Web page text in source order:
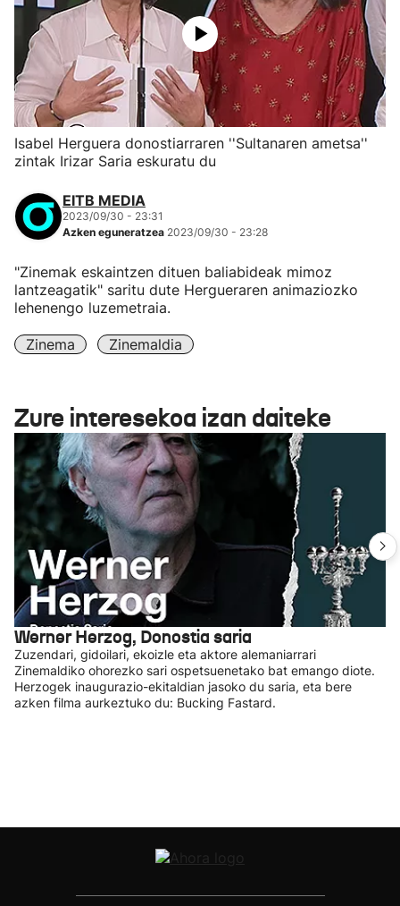
Isabel Herguera donostiarraren ''Sultanaren ametsa''
zintak Irizar Saria eskuratu du
EITB MEDIA
2023/09/30 - 23:31
Azken eguneratzea 2023/09/30 - 23:28
"Zinemak eskaintzen dituen baliabideak mimoz
lantzeagatik" saritu dute Hergueraren animaziozko
lehenengo luzemetraia.
Zinema Zinemaldia
Zure interesekoa izan daiteke
Werner Herzog, Donostia saria
Zuzendari, gidoilari, ekoizle eta aktore alemaniarrari
Zinemaldiko ohorezko sari ospetsuenetako bat emango diote.
Herzogek inaugurazio-ekitaldian jasoko du saria, eta bere
azken filma aurkeztuko du: Bucking Fastard.